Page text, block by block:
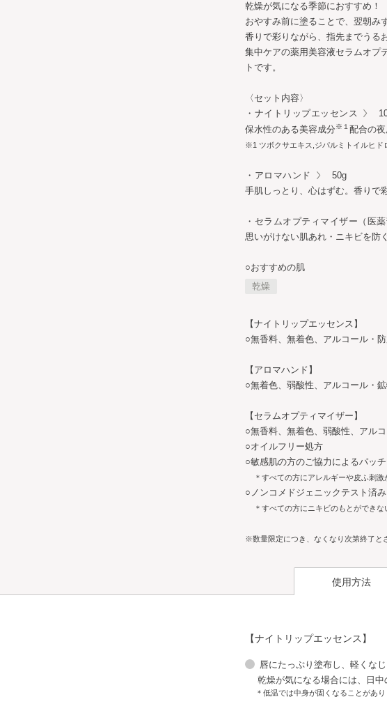
乾燥が気になる季節におすすめ！
おやすみ前に塗ることで、翌朝み
香りで彩りながら、指先までうる
集中ケアの薬用美容液セラムオプ
トです。
〈セット内容〉
・ナイトリップエッセンス
保水性のある美容成分※１ 配合の夜
※1 ツボクサエキス,ジパルミトイルヒド
・アロマハンド
50g
手肌しっとり、心はずむ。香りで
・セラムオプティマイザー（医薬
思いがけない肌あれ・ニキビを防
○おすすめの肌
乾燥
【ナイトリップエッセンス】
○無香料、無着色、アルコール・
【アロマハンド】
○無着色、弱酸性、アルコール・
【セラムオプティマイザー】
○無香料、無着色、弱酸性、アル
○オイルフリー処方
○敏感肌の方のご協力によるパッ
＊すべての方にアレルギーや皮ふ刺
○ノンコメドジェニックテスト済み
＊すべての方にニキビのもとができな
※数量限定につき、なくなり次第終了と
使用方法
【ナイトリップエッセンス】
唇にたっぷり塗布し、軽くな
乾燥が気になる場合には、日中
＊低温では中身が固くなることがあ
化